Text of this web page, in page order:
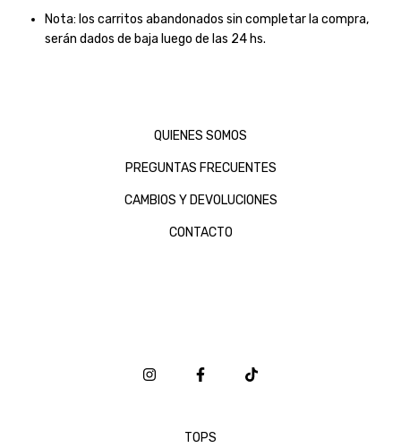
Nota: los carritos abandonados sin completar la compra,
serán dados de baja luego de las 24 hs.
QUIENES SOMOS
PREGUNTAS FRECUENTES
CAMBIOS Y DEVOLUCIONES
CONTACTO
TOPS